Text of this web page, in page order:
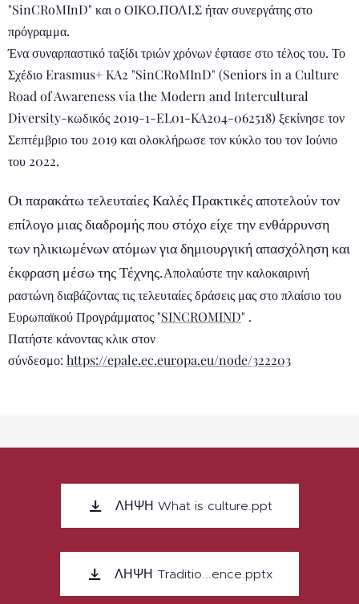
"SinCRoMInD" και ο ΟΙΚΟ.ΠΟΛΙ.Σ ήταν συνεργάτης στο
πρόγραμμα.
Ένα συναρπαστικό ταξίδι τριών χρόνων έφτασε στο τέλος του. Το
Σχέδιο Erasmus+ KA2 "SinCRoMInD" (Seniors in a Culture
Road of Awareness via the Modern and Intercultural
Diversity-κωδικός 2019-1-EL01-KA204-062518) ξεκίνησε τον
Σεπτέμβριο του 2019 και ολοκλήρωσε τον κύκλο του τον Ιούνιο
του 2022.
Οι παρακάτω τελευταίες Καλές Πρακτικές αποτελούν τον
επίλογο μιας διαδρομής που στόχο είχε την ενθάρρυνση
των ηλικιωμένων ατόμων για δημιουργική απασχόληση και
έκφραση μέσω της Τέχνης.Απολαύστε την καλοκαιρινή
ραστώνη διαβάζοντας τις τελευταίες δράσεις μας στο πλαίσιο του
Ευρωπαϊκού Προγράμματος "SINCROMIND" .
Πατήστε κάνοντας κλικ στον
σύνδεσμο: https://epale.ec.europa.eu/node/322203
ΛΗΨΗ What is culture.ppt
ΛΗΨΗ Traditio...ence.pptx